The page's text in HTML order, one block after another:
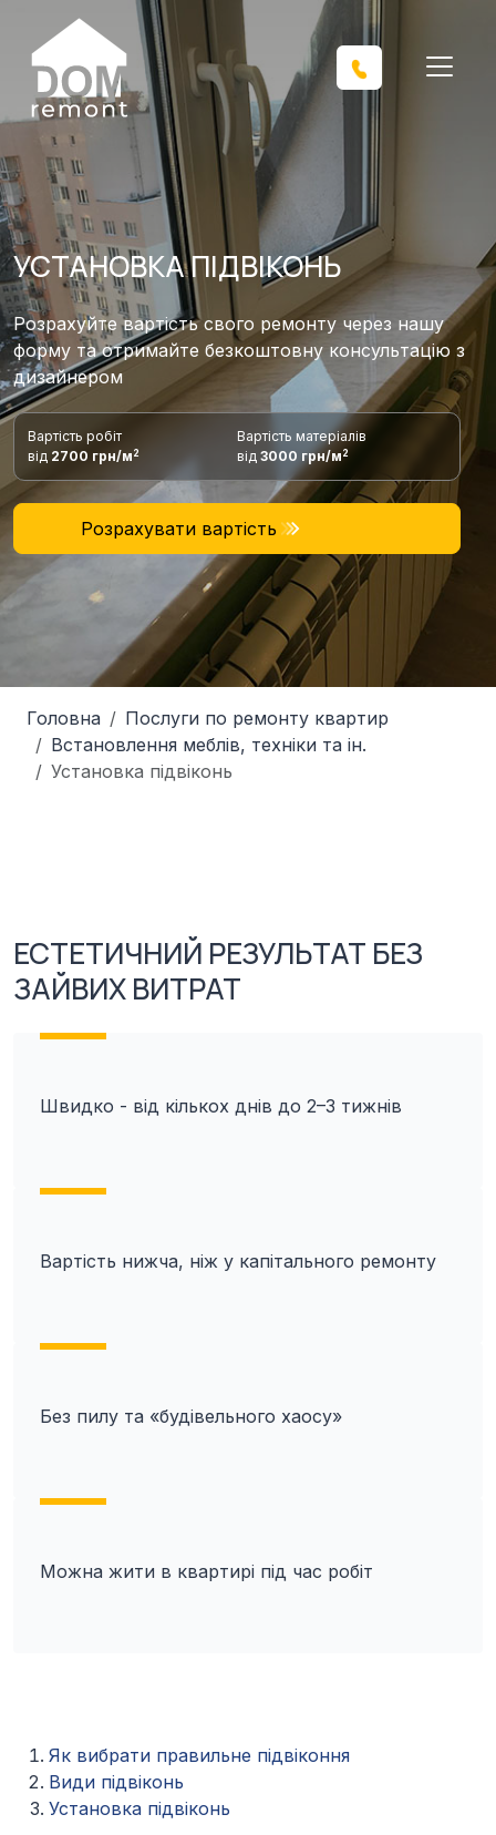
УСТАНОВКА ПІДВІКОНЬ
Розрахуйте вартість свого ремонту через нашу
форму та отримайте безкоштовну консультацію з
дизайнером
Вартість робіт
від 2700 грн/м2
Вартість матеріалів
від 3000 грн/м2
Розрахувати вартість
Головна
Послуги по ремонту квартир
Встановлення меблів, техніки та ін.
Установка підвіконь
ЕСТЕТИЧНИЙ РЕЗУЛЬТАТ БЕЗ
ЗАЙВИХ ВИТРАТ
Швидко - від кількох днів до 2–3 тижнів
Вартість нижча, ніж у капітального ремонту
Без пилу та «будівельного хаосу»
Можна жити в квартирі під час робіт
Як вибрати правильне підвіконня
Види підвіконь
Установка підвіконь